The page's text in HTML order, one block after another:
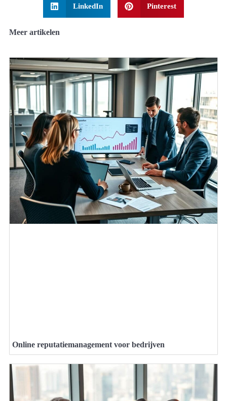
LinkedIn Pinterest
Meer artikelen
Online reputatiemanagement voor bedrijven